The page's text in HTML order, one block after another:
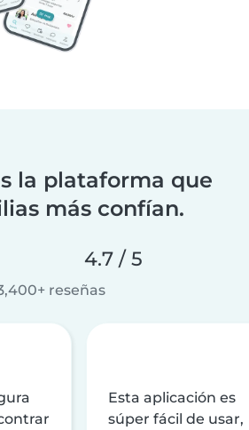
la plataforma que
más confían.
4.7 / 5
reseñas
Esta aplicación es
súper fácil de usar,